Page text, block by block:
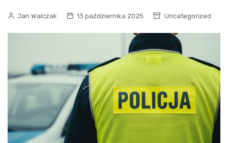
Jan Walczak 13 października 2025 Uncategorized